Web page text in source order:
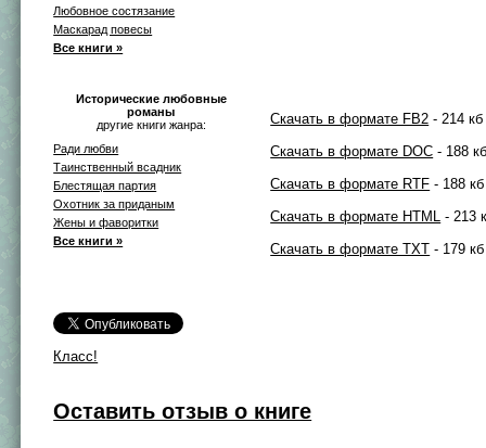
Любовное состязание
Маскарад повесы
Все книги »
Исторические любовные
романы
другие книги жанра:
Ради любви
Таинственный всадник
Блестящая партия
Охотник за приданым
Жены и фаворитки
Все книги »
Класс!
Скачать в формате FB2 - 214 кб
Скачать в формате DOC - 188
Скачать в формате RTF - 188 кб
Скачать в формате HTML - 213
Скачать в формате TXT - 179 кб
Оставить отзыв о книге